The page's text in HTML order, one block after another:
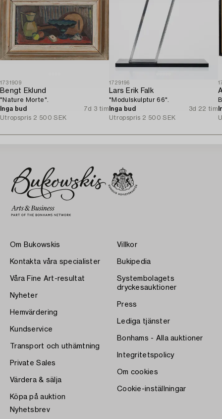
1731909
Bengt Eklund
"Nature Morte".
Inga bud
7d 3 tim
Utropspris 2 500 SEK
1729196
Lars Erik Falk
"Modulskulptur 66".
Inga bud
3d 22 tim
Utropspris 2 500 SEK
Om Bukowskis
Kontakta våra specialister
Våra Fine Art-resultat
Nyheter
Hemvärdering
Kundservice
Transport och uthämtning
Private Sales
Värdera & sälja
Köpa på auktion
Villkor
Bukipedia
Systembolagets
dryckesauktioner
Press
Lediga tjänster
Bonhams - Alla auktioner
Integritetspolicy
Om cookies
Cookie-inställningar
Nyhetsbrev